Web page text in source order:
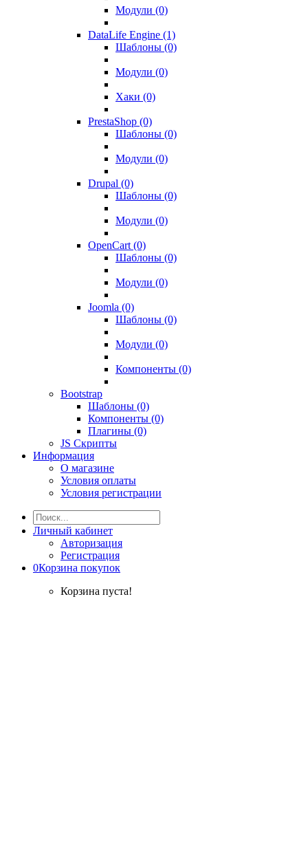
Модули (0)
DataLife Engine (1)
Шаблоны (0)
Модули (0)
Хаки (0)
PrestaShop (0)
Шаблоны (0)
Модули (0)
Drupal (0)
Шаблоны (0)
Модули (0)
OpenCart (0)
Шаблоны (0)
Модули (0)
Joomla (0)
Шаблоны (0)
Модули (0)
Компоненты (0)
Bootstrap
Шаблоны (0)
Компоненты (0)
Плагины (0)
JS Скрипты
Информация
О магазине
Условия оплаты
Условия регистрации
Личный кабинет
Авторизация
Регистрация
0Корзина покупок
Корзина пуста!